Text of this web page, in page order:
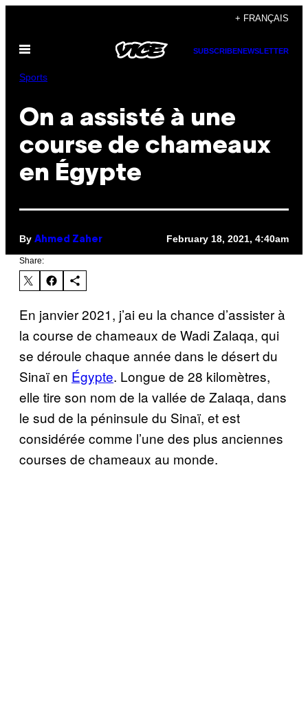
content
+ FRANÇAIS
Open
SUBSCRIBENEWSLETTER
Sports
On a assisté à une
course de chameaux
en Égypte
By Ahmed Zaher February 18, 2021, 4:40am
Share:
En janvier 2021, j’ai eu la chance d’assister à
la course de chameaux de Wadi Zalaqa, qui
se déroule chaque année dans le désert du
Sinaï en Égypte. Longue de 28 kilomètres,
elle tire son nom de la vallée de Zalaqa, dans
le sud de la péninsule du Sinaï, et est
considérée comme l’une des plus anciennes
courses de chameaux au monde.